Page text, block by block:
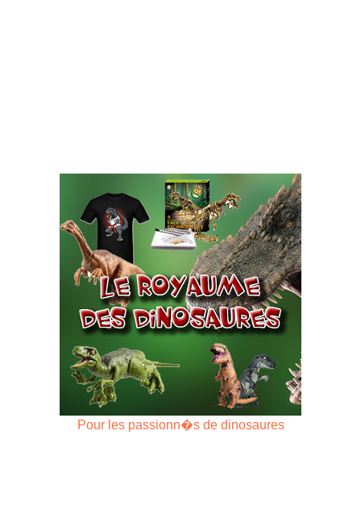
Pour les passionn�s de dinosaures